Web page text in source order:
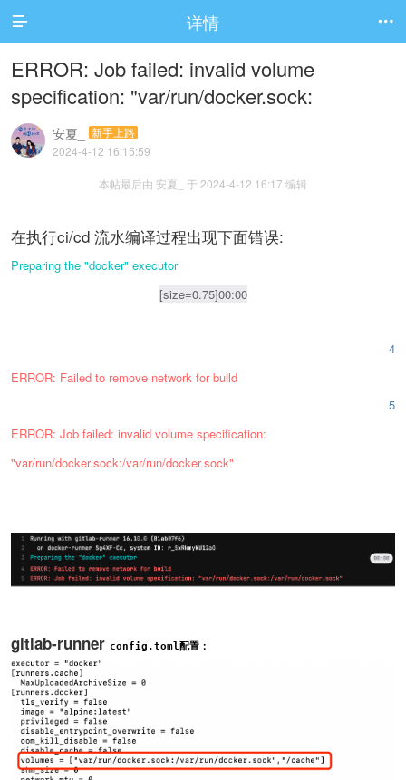
 详情 
ERROR: Job failed: invalid volume
specification: "var/run/docker.sock:
安夏_
新手上路
2024-4-12 16:15:59
本帖最后由 安夏_ 于 2024-4-12 16:17 编辑
在执行ci/cd 流水编译过程出现下面错误:
Preparing the "docker" executor
[size=0.75]00:00
4
ERROR: Failed to remove network for build
5
ERROR: Job failed: invalid volume specification:
"var/run/docker.sock:/var/run/docker.sock"
gitlab-runner config.toml配置：